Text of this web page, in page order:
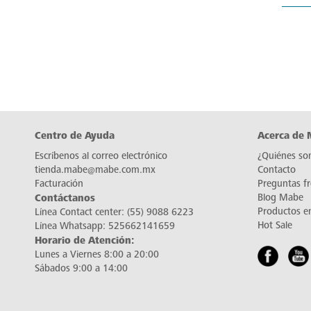
Centro de Ayuda
Escríbenos al correo electrónico
tienda.mabe@mabe.com.mx
Facturación
Contáctanos
Línea Contact center: (55) 9088 6223
Línea Whatsapp: 525662141659
Horario de Atención:
Lunes a Viernes 8:00 a 20:00
Sábados 9:00 a 14:00
Acerca de
¿Quiénes
Contacto
Preguntas
Blog Mabe
Productos
Hot Sale